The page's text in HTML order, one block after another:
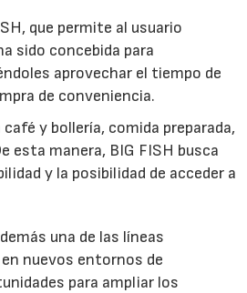
que permite al usuario
sido concebida para
aprovechar el tiempo de
de conveniencia.
y bollería, comida preparada,
esta manera, BIG FISH busca
y la posibilidad de acceder a
una de las líneas
nuevos entornos de
para ampliar los